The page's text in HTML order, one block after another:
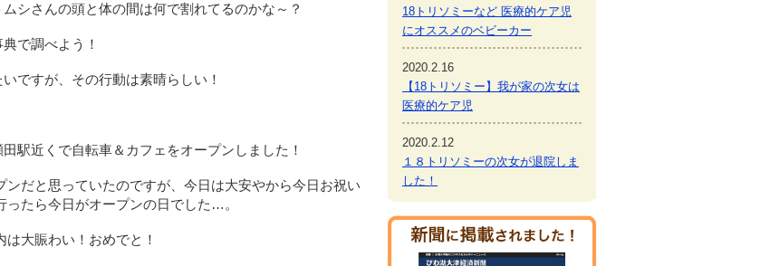
シさんの頭と体の間は何で割れてるのかな～？
で調べよう！
ですが、その行動は素晴らしい！
駅近くで自転車＆カフェをオープンしました！
ンだと思っていたのですが、今日は大安やから今日お祝い
ったら今日がオープンの日でした…。
大賑わい！おめでと！
18トリソミーなど 医療的ケア児
にオススメのベビーカー
2020.2.16
【18トリソミー】我が家の次女は
医療的ケア児
2020.2.12
１８トリソミーの次女が退院しま
した！